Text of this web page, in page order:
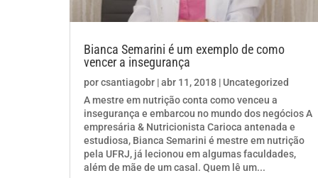
Bianca Semarini é um exemplo de como
vencer a insegurança
porcsantiagobr |abr 11, 2018 | Uncategorized
A mestre em nutrição conta como venceu a
insegurança e embarcou no mundo dos negócios A
empresária & Nutricionista Carioca antenada e
estudiosa, Bianca Semarini é mestre em nutrição
pela UFRJ, já lecionou em algumas faculdades,
além de mãe de um casal. Quem lê um...